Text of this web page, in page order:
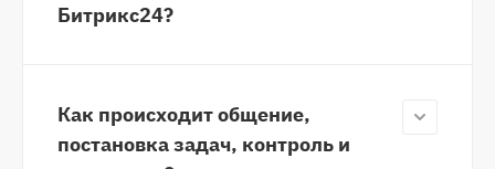
Битрикс24?
Как происходит общение,
постановка задач, контроль и